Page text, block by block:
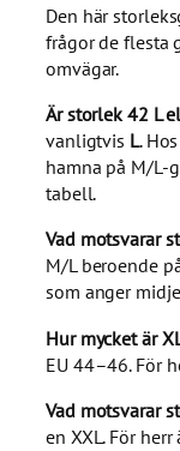
Den här
frågor de flesta
omvägar.
Är storlek 42 L
vanligtvis L.
hamna på M/L-
tabell.
Vad motsvarar
M/L beroende
som anger
Hur mycket är
EU 44–46. För
Vad motsvarar
en XXL. För